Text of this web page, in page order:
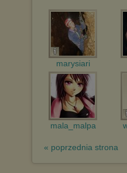
marysiari
mala_malpa
« poprzednia strona